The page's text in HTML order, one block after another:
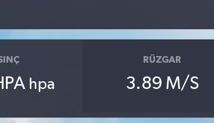
hpa
RÜZGAR
3.89 M/S